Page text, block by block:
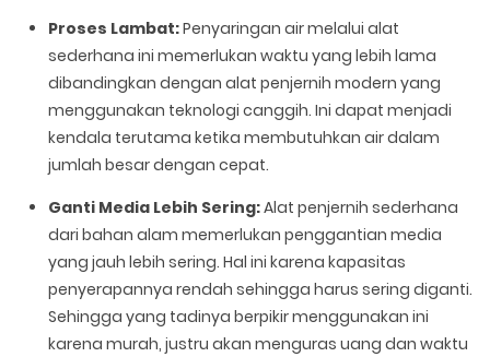
Proses Lambat:Penyaringan air melalui alat
sederhana ini memerlukan waktu yang lebih lama
dibandingkan dengan alat penjernih modern yang
menggunakan teknologi canggih. Ini dapat menjadi
kendala terutama ketika membutuhkan air dalam
jumlah besar dengan cepat.
Ganti Media Lebih Sering:Alat penjernih sederhana
dari bahan alam memerlukan penggantian media
yang jauh lebih sering. Hal ini karena kapasitas
penyerapannya rendah sehingga harus sering diganti.
Sehingga yang tadinya berpikir menggunakan ini
karena murah, justru akan menguras uang dan waktu